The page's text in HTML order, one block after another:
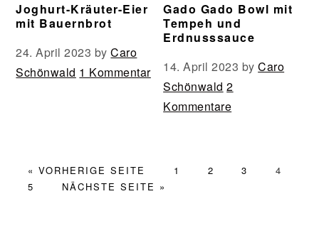
Joghurt-Kräuter-Eier
mit Bauernbrot
24. April 2023 byCaro
Schönwald 1 Kommentar
Gado Gado Bowl mit
Tempeh und
Erdnusssauce
14. April 2023 byCaro
Schönwald 2
Kommentare
« VORHERIGE SEITE AUFRUFEN
SEITE
1 SEITE
2 SEITE
3 SEITE
4
SEITE
5 NÄCHSTE SEITE AUFRUFEN
»